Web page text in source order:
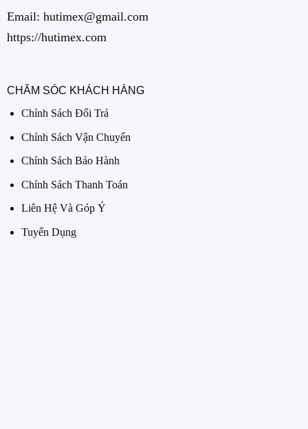
Email: hutimex@gmail.com
https://hutimex.com
CHĂM SÓC KHÁCH HÀNG
Chính Sách Đổi Trả
Chính Sách Vận Chuyển
Chính Sách Bảo Hành
Chính Sách Thanh Toán
Liên Hệ Và Góp Ý
Tuyển Dụng